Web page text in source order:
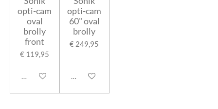
opti-cam
oval
brolly
front
€ 119,95
Houd mij op de hoogte
opti-cam
60" oval
brolly
€ 249,95
Houd mij op de hoogte